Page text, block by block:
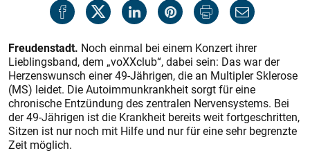
Freudenstadt. Noch einmal bei einem Konzert ihrer
Lieblingsband, dem „voXXclub“, dabei sein: Das war der
Herzenswunsch einer 49-Jährigen, die an Multipler Sklerose
(MS) leidet. Die Autoimmunkrankheit sorgt für eine
chronische Entzündung des zentralen Nervensystems. Bei
der 49-Jährigen ist die Krankheit bereits weit fortgeschritten,
Sitzen ist nur noch mit Hilfe und nur für eine sehr begrenzte
Zeit möglich.